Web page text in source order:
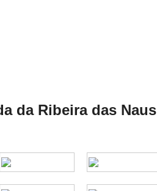
da Ribeira das Naus